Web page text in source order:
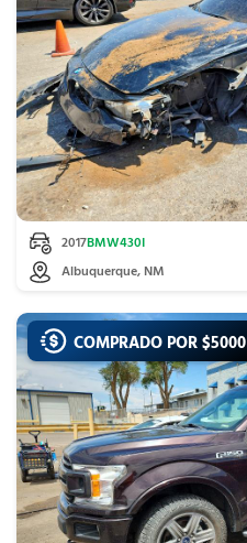
2017BMW430I
Albuquerque, NM
COMPRADO POR $5000